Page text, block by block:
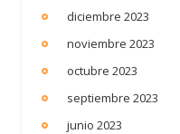
diciembre 2023
noviembre 2023
octubre 2023
septiembre 2023
junio 2023